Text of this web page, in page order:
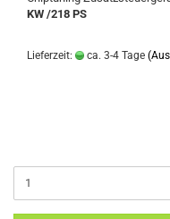
KW /218 PS
Lieferzeit: ca. 3-4 Tage